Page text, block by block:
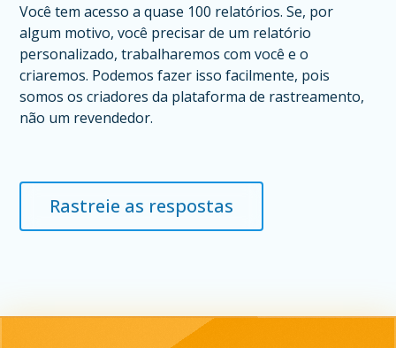
Você tem acesso a quase 100 relatórios. Se, por
algum motivo, você precisar de um relatório
personalizado, trabalharemos com você e o
criaremos. Podemos fazer isso facilmente, pois
somos os criadores da plataforma de rastreamento,
não um revendedor.
Rastreie as respostas